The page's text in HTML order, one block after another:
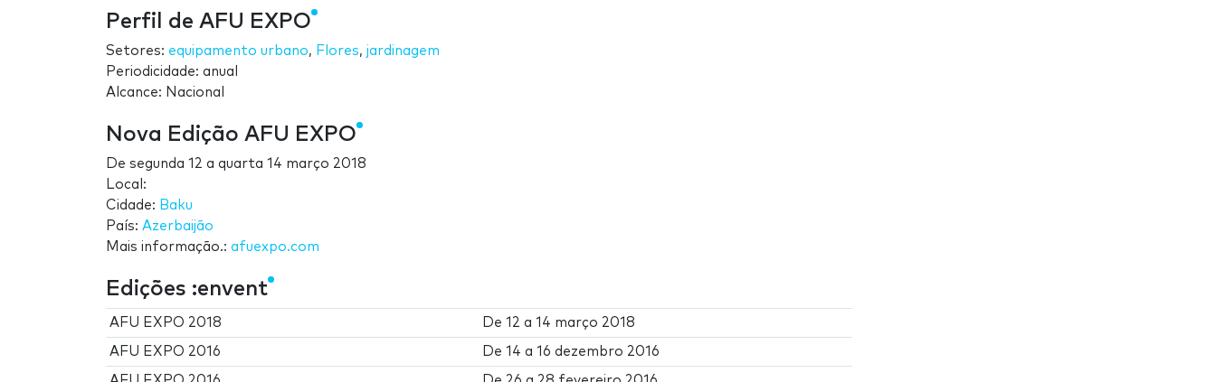
Perfil de AFU EXPO
Setores: equipamento urbano, Flores, jardinagem
Periodicidade: anual
Alcance: Nacional
Nova Edição AFU EXPO
De segunda 12 a quarta 14 março 2018
Local:
Cidade: Baku
País: Azerbaijão
Mais informação.: afuexpo.com
Edições :envent
AFU EXPO 2018 De12 a14 março 2018
AFU EXPO 2016 De14 a16 dezembro 2016